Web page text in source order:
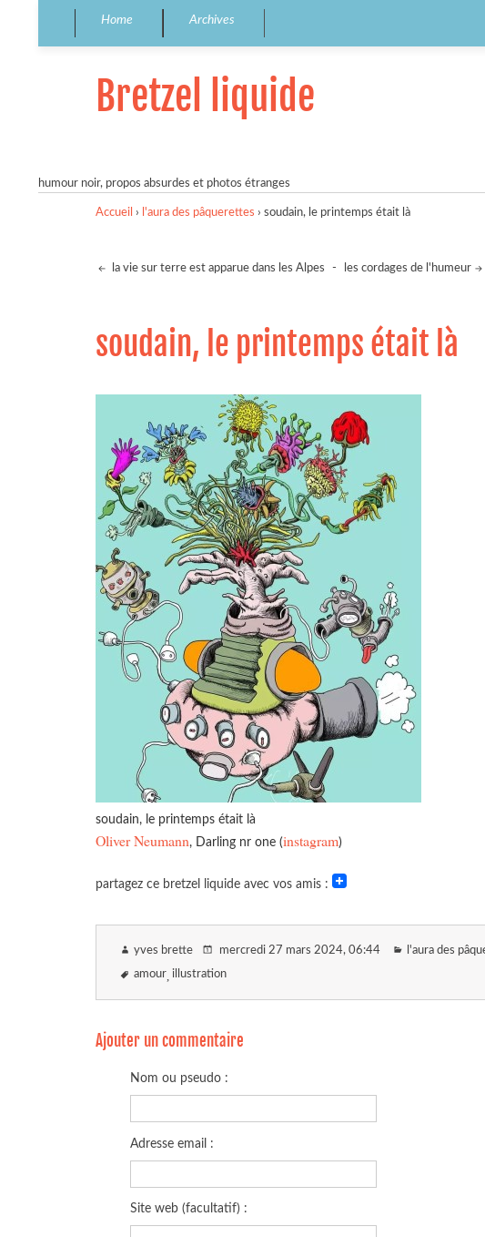
Home Archives
Bretzel liquide
humour noir, propos absurdes et photos étranges
Accueil › l'aura des pâquerettes › soudain, le printemps était là
la vie sur terre est apparue dans les Alpes - les cordages de l'humeur
soudain, le printemps était là
soudain, le printemps était là
Oliver Neumann, Darling nr one (instagram)
partagez ce bretzel liquide avec vos amis :
yves brette mercredi 27 mars 2024, 06:44 l'aura des
amour illustration
Ajouter un commentaire
Nom ou pseudo :
Adresse email :
Site web (facultatif) :